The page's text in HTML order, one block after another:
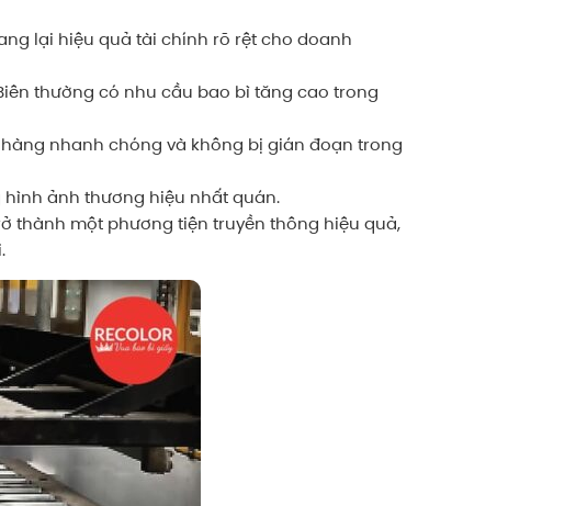
lại hiệu quả tài chính rõ rệt cho doanh
thường có nhu cầu bao bì tăng cao trong
nhanh chóng và không bị gián đoạn trong
ảnh thương hiệu nhất quán.
thành một phương tiện truyền thông hiệu quả,